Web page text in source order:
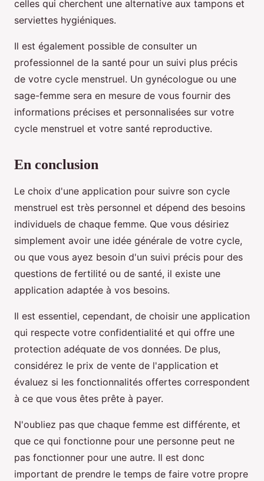
celles qui cherchent une alternative aux tampons et
serviettes hygiéniques.
Il est également possible de consulter un
professionnel de la santé pour un suivi plus précis
de votre cycle menstruel. Un gynécologue ou une
sage-femme sera en mesure de vous fournir des
informations précises et personnalisées sur votre
cycle menstruel et votre santé reproductive.
En conclusion
Le choix d'une application pour suivre son cycle
menstruel est très personnel et dépend des besoins
individuels de chaque femme. Que vous désiriez
simplement avoir une idée générale de votre cycle,
ou que vous ayez besoin d'un suivi précis pour des
questions de fertilité ou de santé, il existe une
application adaptée à vos besoins.
Il est essentiel, cependant, de choisir une application
qui respecte votre confidentialité et qui offre une
protection adéquate de vos données. De plus,
considérez le prix de vente de l'application et
évaluez si les fonctionnalités offertes correspondent
à ce que vous êtes prête à payer.
N'oubliez pas que chaque femme est différente, et
que ce qui fonctionne pour une personne peut ne
pas fonctionner pour une autre. Il est donc
important de prendre le temps de faire votre propre